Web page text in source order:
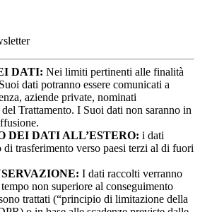
DATI: Nei limiti pertinenti alle finalità
dati potranno essere comunicati a
aziende private, nominati
Trattamento. I Suoi dati non saranno in
DEI DATI ALL’ESTERO: i dati
trasferimento verso paesi terzi al di fuori
I dati raccolti verranno
non superiore al conseguimento
trattati (“principio di limitazione della